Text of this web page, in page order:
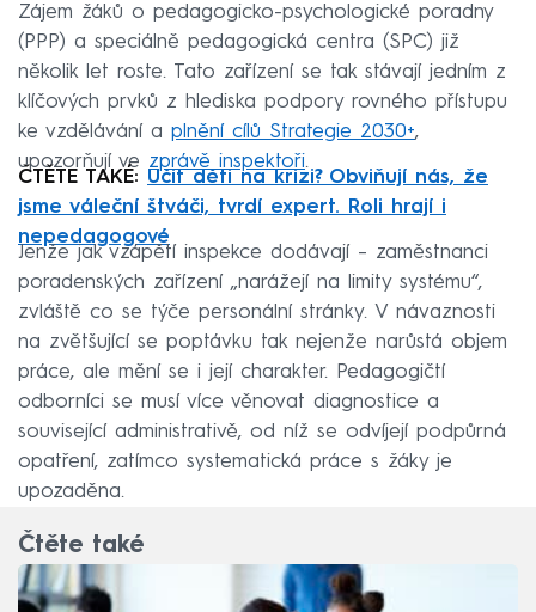
Zájem žáků o pedagogicko-psychologické poradny
(PPP) a speciálně pedagogická centra (SPC) již
několik let roste. Tato zařízení se tak stávají jedním z
klíčových prvků z hlediska podpory rovného přístupu
ke vzdělávání a plnění cílů Strategie 2030+,
upozorňují ve zprávě inspektoři.
ČTĚTE TAKÉ: Učit děti na krizi? Obviňují nás, že
jsme váleční štváči, tvrdí expert. Roli hrají i
nepedagogové
Jenže jak vzápětí inspekce dodávají – zaměstnanci
poradenských zařízení „narážejí na limity systému“,
zvláště co se týče personální stránky. V návaznosti
na zvětšující se poptávku tak nejenže narůstá objem
práce, ale mění se i její charakter. Pedagogičtí
odborníci se musí více věnovat diagnostice a
související administrativě, od níž se odvíjejí podpůrná
opatření, zatímco systematická práce s žáky je
upozaděna.
Čtěte také